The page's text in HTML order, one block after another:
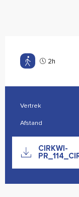
2h
Vertrek
Afstand
CIRKWI-